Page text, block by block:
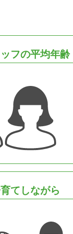
フの平均年齢
てしながら